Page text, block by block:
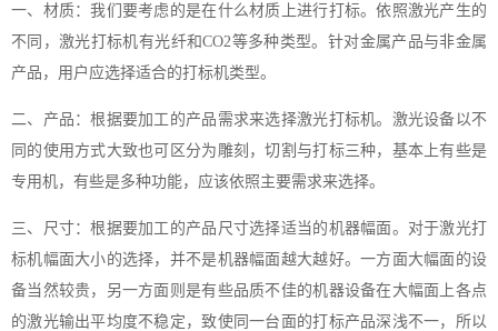
一、材质：我们要考虑的是在什么材质上进行打标。依照激光产生的
不同，激光打标机有光纤和CO2等多种类型。针对金属产品与非金属
产品，用户应选择适合的打标机类型。
二、产品：根据要加工的产品需求来选择激光打标机。激光设备以不
同的使用方式大致也可区分为雕刻，切割与打标三种，基本上有些是
专用机，有些是多种功能，应该依照主要需求来选择。
三、尺寸：根据要加工的产品尺寸选择适当的机器幅面。对于激光打
标机幅面大小的选择，并不是机器幅面越大越好。一方面大幅面的设
备当然较贵，另一方面则是有些品质不佳的机器设备在大幅面上各点
的激光输出平均度不稳定，致使同一台面的打标产品深浅不一，所以